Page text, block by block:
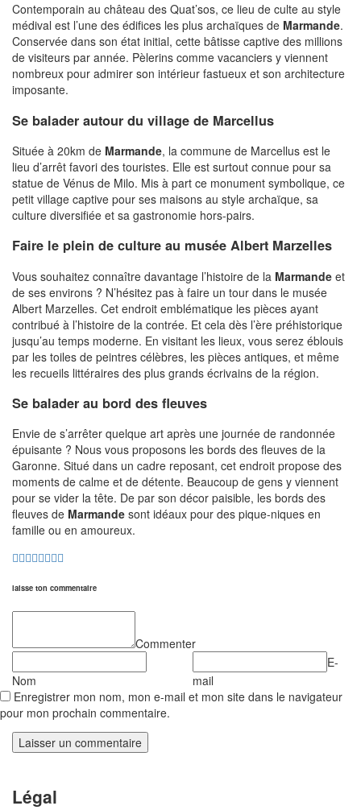
Contemporain au château des Quat’sos, ce lieu de culte au style
médival est l’une des édifices les plus archaïques de Marmande.
Conservée dans son état initial, cette bâtisse captive des millions
de visiteurs par année. Pèlerins comme vacanciers y viennent
nombreux pour admirer son intérieur fastueux et son architecture
imposante.
Se balader autour du village de Marcellus
Située à 20km de Marmande, la commune de Marcellus est le
lieu d’arrêt favori des touristes. Elle est surtout connue pour sa
statue de Vénus de Milo. Mis à part ce monument symbolique, ce
petit village captive pour ses maisons au style archaïque, sa
culture diversifiée et sa gastronomie hors-pairs.
Faire le plein de culture au musée Albert Marzelles
Vous souhaitez connaître davantage l’histoire de la Marmande et
de ses environs ? N’hésitez pas à faire un tour dans le musée
Albert Marzelles. Cet endroit emblématique les pièces ayant
contribué à l’histoire de la contrée. Et cela dès l’ère préhistorique
jusqu’au temps moderne. En visitant les lieux, vous serez éblouis
par les toiles de peintres célèbres, les pièces antiques, et même
les recueils littéraires des plus grands écrivains de la région.
Se balader au bord des fleuves
Envie de s’arrêter quelque art après une journée de randonnée
épuisante ? Nous vous proposons les bords des fleuves de la
Garonne. Situé dans un cadre reposant, cet endroit propose des
moments de calme et de détente. Beaucoup de gens y viennent
pour se vider la tête. De par son décor paisible, les bords des
fleuves de Marmande sont idéaux pour des pique-niques en
famille ou en amoureux.
laisse ton commentaire
Commenter
Nom
E-
mail
Enregistrer mon nom, mon e-mail et mon site dans le navigateur
pour mon prochain commentaire.
Légal